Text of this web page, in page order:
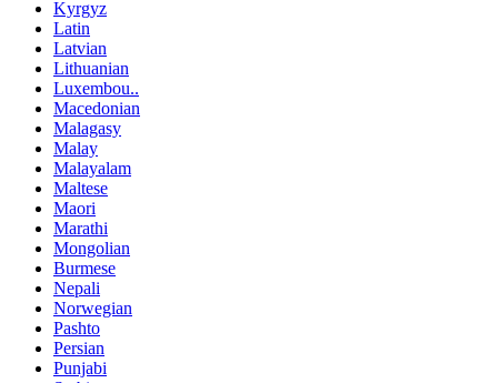
Kyrgyz
Latin
Latvian
Lithuanian
Luxembou..
Macedonian
Malagasy
Malay
Malayalam
Maltese
Maori
Marathi
Mongolian
Burmese
Nepali
Norwegian
Pashto
Persian
Punjabi